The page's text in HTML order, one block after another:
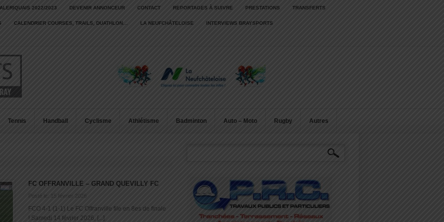
2022/2023 DEVENIR ANNONCEUR CONTACT REPORTAGES À SUIVRE PRESTATIONS TRANSFERTS
CALENDRIER COURSES, TRAILS, DUATHLON… LA NEUFCHÂTELOISE INTERVIEWS BRAYSPORTS
Tennis Handball Cyclisme Athlétisme Badminton Auto – Moto Rugby Autres
FC OFFRANVILLE – GRAND QUEVILLY FC
Posté le: 15 février 2026
FCO 4-1 (1-1) Le FC Offranville file en 8es de finale
! Samedi 14 février 2026, [...]